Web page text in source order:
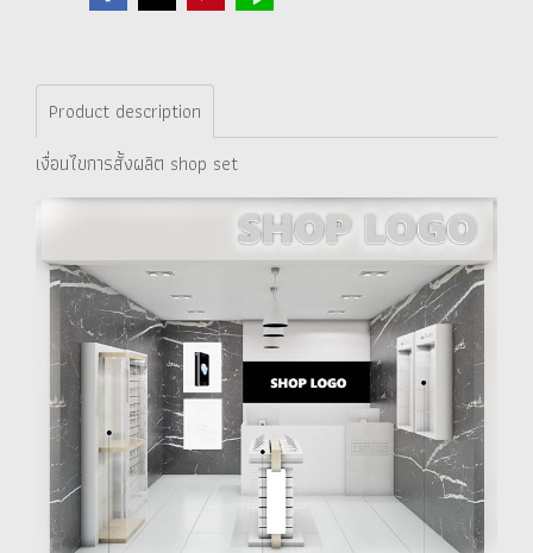
Product description
เงื่อนไขการสั้งผลิต shop set